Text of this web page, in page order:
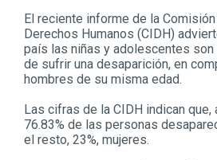
El reciente informe de la
Derechos Humanos (CIDH)
país las niñas y adolescentes
de sufrir una desaparición, en
hombres de su misma edad.
Las cifras de la CIDH indican que,
76.83% de las personas
el resto, 23%, mujeres.